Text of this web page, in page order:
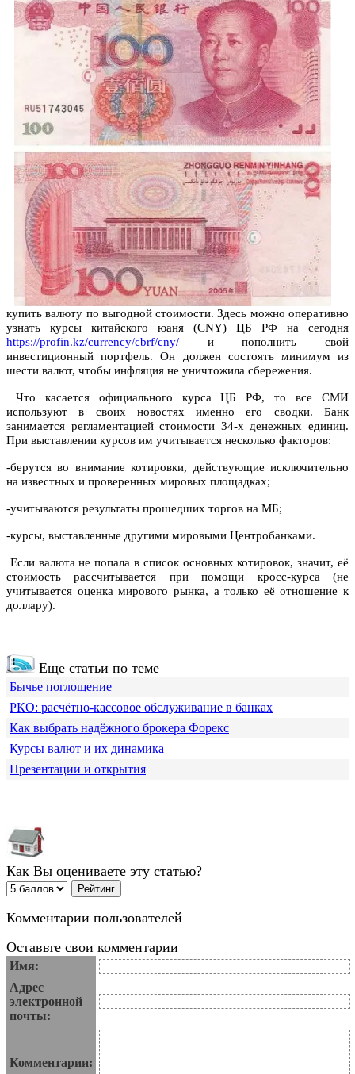
купить валюту по выгодной стоимости. Здесь можно оперативно
узнать курсы китайского юаня (CNY) ЦБ РФ на сегодня
https://profin.kz/currency/cbrf/cny/ и пополнить свой
инвестиционный портфель. Он должен состоять минимум из
шести валют, чтобы инфляция не уничтожила сбережения.
Что касается официального курса ЦБ РФ, то все СМИ
используют в своих новостях именно его сводки. Банк
занимается регламентацией стоимости 34-х денежных единиц.
При выставлении курсов им учитывается несколько факторов:
-берутся во внимание котировки, действующие исключительно
на известных и проверенных мировых площадках;
-учитываются результаты прошедших торгов на МБ;
-курсы, выставленные другими мировыми Центробанками.
Если валюта не попала в список основных котировок, значит, её
стоимость рассчитывается при помощи кросс-курса (не
учитывается оценка мирового рынка, а только её отношение к
доллару).
Еще статьи по теме
Бычье поглощение
РКО: расчётно-кассовое обслуживание в банках
Как выбрать надёжного брокера Форекс
Курсы валют и их динамика
Презентации и открытия
Как Вы оцениваете эту статью?
Комментарии пользователей
Оставьте свои комментарии
Имя:
Адрес
электронной
почты:
Комментарии: